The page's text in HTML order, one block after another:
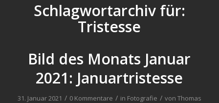
Schlagwortarchiv für:
Tristesse
Bild des Monats Januar
2021: Januartristesse
31. Januar 2021 / 0 Kommentare / in Fotografie / von Thomas